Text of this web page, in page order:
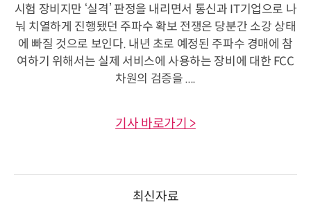
시험 장비지만 ‘실격’ 판정을 내리면서 통신과 IT기업으로 나
눠 치열하게 진행됐던 주파수 확보 전쟁은 당분간 소강 상태
에 빠질 것으로 보인다. 내년 초로 예정된 주파수 경매에 참
여하기 위해서는 실제 서비스에 사용하는 장비에 대한 FCC
차원의 검증을 ....
기사 바로가기 >
최신자료